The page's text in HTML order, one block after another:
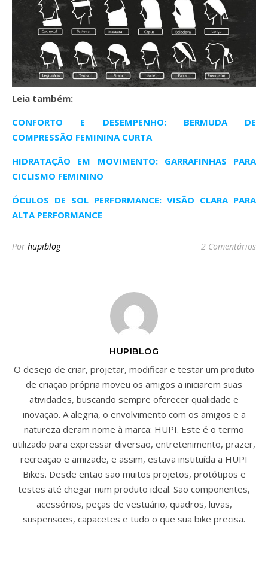
Leia também:
CONFORTO E DESEMPENHO: BERMUDA DE
COMPRESSÃO FEMININA CURTA
HIDRATAÇÃO EM MOVIMENTO: GARRAFINHAS PARA
CICLISMO FEMININO
ÓCULOS DE SOL PERFORMANCE: VISÃO CLARA PARA
ALTA PERFORMANCE
Por hupiblog 2 Comentários
HUPIBLOG
O desejo de criar, projetar, modificar e testar um produto
de criação própria moveu os amigos a iniciarem suas
atividades, buscando sempre oferecer qualidade e
inovação. A alegria, o envolvimento com os amigos e a
natureza deram nome à marca: HUPI. Este é o termo
utilizado para expressar diversão, entretenimento, prazer,
recreação e amizade, e assim, estava instituída a HUPI
Bikes. Desde então são muitos projetos, protótipos e
testes até chegar num produto ideal. São componentes,
acessórios, peças de vestuário, quadros, luvas,
suspensões, capacetes e tudo o que sua bike precisa.